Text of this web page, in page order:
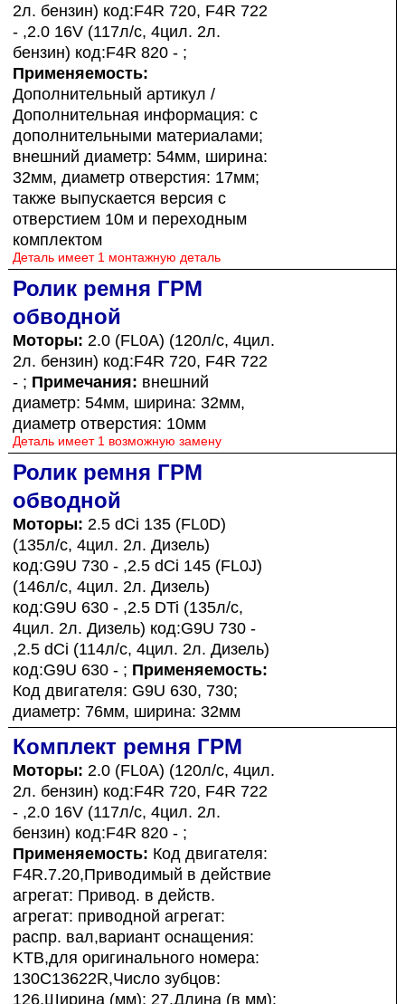
2л. бензин) код:F4R 720, F4R 722
- ,2.0 16V (117л/с, 4цил. 2л.
бензин) код:F4R 820 - ;
Применяемость:
Дополнительный артикул /
Дополнительная информация: с
дополнительными материалами;
внешний диаметр: 54мм, ширина:
32мм, диаметр отверстия: 17мм;
также выпускается версия с
отверстием 10м и переходным
комплектом
Деталь имеет 1 монтажную деталь
Ролик ремня ГРМ
обводной
Моторы: 2.0 (FL0A) (120л/с, 4цил.
2л. бензин) код:F4R 720, F4R 722
- ; Примечания: внешний
диаметр: 54мм, ширина: 32мм,
диаметр отверстия: 10мм
Деталь имеет 1 возможную замену
Ролик ремня ГРМ
обводной
Моторы: 2.5 dCi 135 (FL0D)
(135л/с, 4цил. 2л. Дизель)
код:G9U 730 - ,2.5 dCi 145 (FL0J)
(146л/с, 4цил. 2л. Дизель)
код:G9U 630 - ,2.5 DTi (135л/с,
4цил. 2л. Дизель) код:G9U 730 -
,2.5 dCi (114л/с, 4цил. 2л. Дизель)
код:G9U 630 - ; Применяемость:
Код двигателя: G9U 630, 730;
диаметр: 76мм, ширина: 32мм
Комплект ремня ГРМ
Моторы: 2.0 (FL0A) (120л/с, 4цил.
2л. бензин) код:F4R 720, F4R 722
- ,2.0 16V (117л/с, 4цил. 2л.
бензин) код:F4R 820 - ;
Применяемость: Код двигателя:
F4R.7.20,Приводимый в действие
агрегат: Привод. в действ.
агрегат: приводной агрегат:
распр. вал,вариант оснащения:
KTB,для оригинального номера:
130C13622R,Число зубцов:
126,Ширина (мм): 27,Длина (в мм):